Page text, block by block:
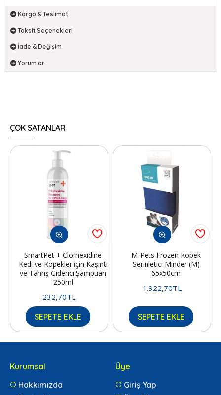
Kargo & Teslimat
Taksit Seçenekleri
İade & Değişim
Yorumlar
ÇOK SATANLAR
SmartPet + Clorhexidine
Kedi ve Köpekler için Kaşıntı
ve Tahriş Giderici Şampuan
250ml
232,70TL
SEPETE EKLE
M-Pets Frozen Köpek
Serinletici Minder (M)
65x50cm
1.922,70TL
SEPETE EKLE
Kurumsal
Hakkımızda
Üye
Giriş Yap